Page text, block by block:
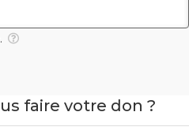
faire votre don ?